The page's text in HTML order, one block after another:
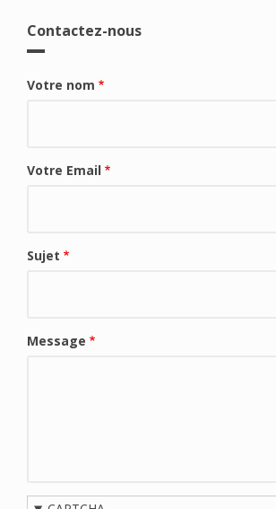
Contactez-nous
Votre nom
Votre Email
Sujet
Message